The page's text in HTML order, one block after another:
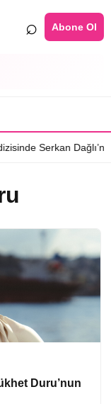
⌕ Abone Ol
Serkan Dağlı’nın
Duru’nun